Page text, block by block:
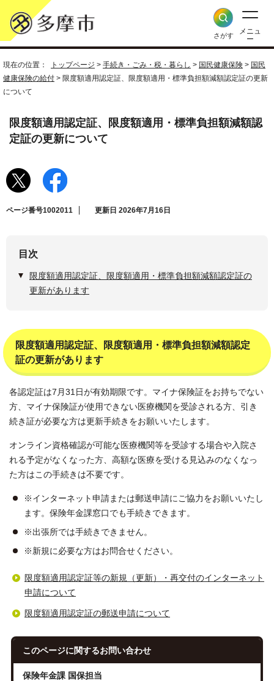
さがす
メニュ
ー
現在の位置： トップページ > 手続き・ごみ・税・暮らし > 国民健康保険 > 国民
健康保険の給付 > 限度額適用認定証、限度額適用・標準負担額減額認定証の更新
について
限度額適用認定証、限度額適用・標準負担額減額認
定証の更新について
ページ番号1002011 更新日 2026年7月16日
目次
限度額適用認定証、限度額適用・標準負担額減額認定証の
更新があります
限度額適用認定証、限度額適用・標準負担額減額認定
証の更新があります
各認定証は7月31日が有効期限です。マイナ保険証をお持ちでない
方、マイナ保険証が使用できない医療機関を受診される方、引き
続き証が必要な方は更新手続きをお願いいたします。
オンライン資格確認が可能な医療機関等を受診する場合や入院さ
れる予定がなくなった方、高額な医療を受ける見込みのなくなっ
た方はこの手続きは不要です。
※インターネット申請または郵送申請にご協力をお願いいたし
ます。保険年金課窓口でも手続きできます。
※出張所では手続きできません。
※新規に必要な方はお問合せください。
限度額適用認定証等の新規（更新）・再交付のインターネット
申請について
限度額適用認定証の郵送申請について
このページに関するお問い合わせ
保険年金課 国保担当